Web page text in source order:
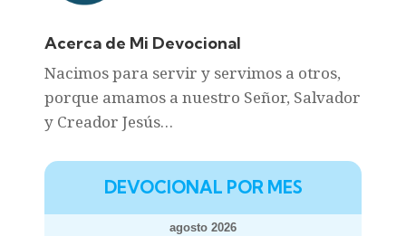
Acerca de Mi Devocional
Nacimos para servir y servimos a otros,
porque amamos a nuestro Señor, Salvador
y Creador Jesús…
DEVOCIONAL POR MES
agosto 2026